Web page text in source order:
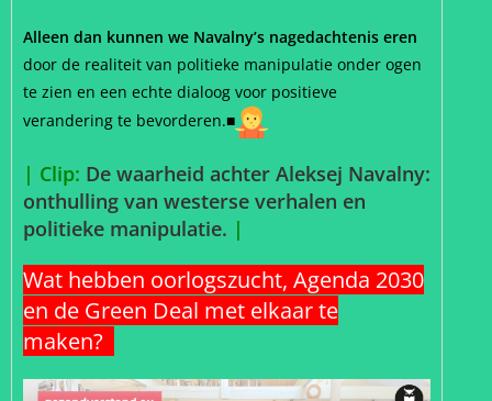
Alleen dan kunnen we Navalny’s nagedachtenis eren
door de realiteit van politieke manipulatie onder ogen
te zien en een echte dialoog voor positieve
verandering te bevorderen.■
| Clip: De waarheid achter Aleksej Navalny:
onthulling van westerse verhalen en
politieke manipulatie. |
Wat hebben oorlogszucht, Agenda 2030
en de Green Deal met elkaar te
maken?